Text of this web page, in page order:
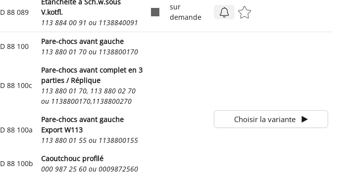
D 88 089
V.kotfl.
113 884 00 91 ou 1138840091
sur
demande
D 88 100
Pare-chocs avant gauche
113 880 01 70 ou 1138800170
Choisir la variante
D 88 100c
Pare-chocs avant complet en 3
parties / Réplique
113 880 01 70, 113 880 02 70
ou 1138800170,1138800270
D 88 100a
Pare-chocs avant gauche
Export W113
113 880 01 55 ou 1138800155
D 88 100b
Caoutchouc profilé
000 987 25 60 ou 0009872560